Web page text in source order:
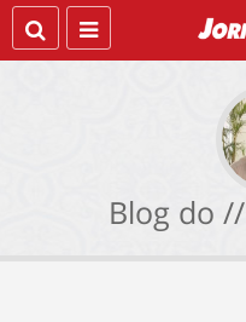
Blog do //